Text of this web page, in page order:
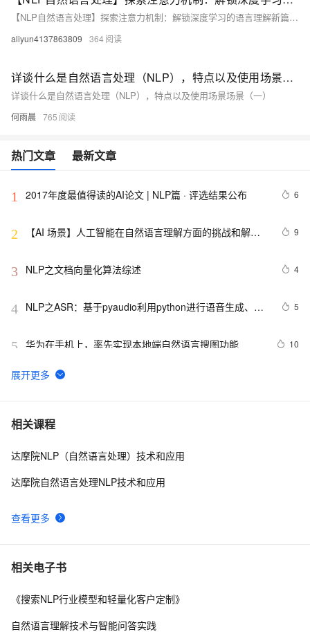
【NLP自然语言处理】探索注意力机制：解锁深度学习的语言理解新篇章（上）
aliyun4137863809 364
详谈什么是自然语言处理（NLP），特点以及使用场景场景（一）
详谈什么是自然语言处理（NLP），特点以及使用场景场景（一）
何雨晨 765
热门文章 最新文章
1 2017年度最值得读的AI论文 | NLP篇 · 评选结果公布 6
2
【AI 场景】人工智能在自然语言理解方面的挑战和解决
9
3 NLP之文档向量化算法综述 4
4 NLP之ASR：基于pyaudio利用python进行语音生成、语
5
5 华为在手机上，率先实现本地端自然语言搜图功能 10
6
AI公开课：19.04.04李航—字节跳动AILab总监《深度学
7 【深度学习】探讨最新的深度学习算法、模型创新以及在
8 大数据中自然语言处理 (NLP)
大匹配法的讲解及实战（超详细 附源码）
相关课程
查看更多
达摩院NLP（自然语言处理）技术和应用
达摩院自然语言处理NLP技术和应用
相关电子书
《搜索NLP行业模型和轻量化客户定制》
自然语言理解技术与智能问答实践